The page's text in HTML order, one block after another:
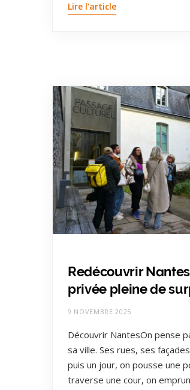
Lire l'article
Redécouvrir
privée pleine de
9 NOVEMBRE 2025
Découvrir NantesOn pense
sa ville. Ses rues, ses
puis un jour, on pousse une
traverse une cour, on